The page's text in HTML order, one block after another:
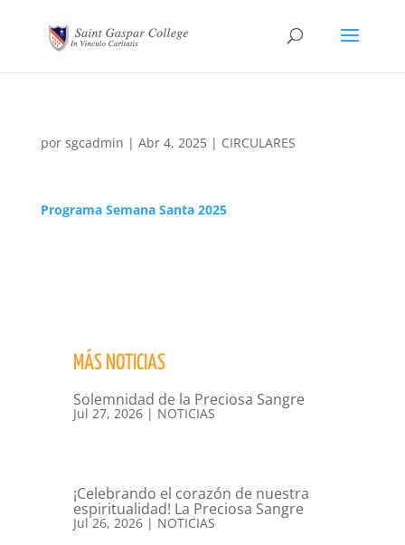
por sgcadmin | Abr 4, 2025| CIRCULARES
Programa Semana Santa 2025
MÁS NOTICIAS
Solemnidad de la Preciosa Sangre
Jul 27, 2026| NOTICIAS
¡Celebrando el corazón de nuestra
espiritualidad! La Preciosa Sangre
Jul 26, 2026| NOTICIAS